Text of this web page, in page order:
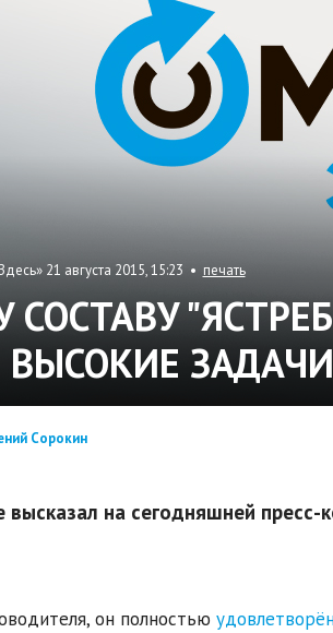
21 августа 2015, 15:23 • печать
СОСТАВУ
Сорокин
высказал на сегодняшней
он полностью